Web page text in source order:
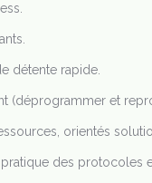
détente rapide.
(déprogrammer et
orientés
des protocoles